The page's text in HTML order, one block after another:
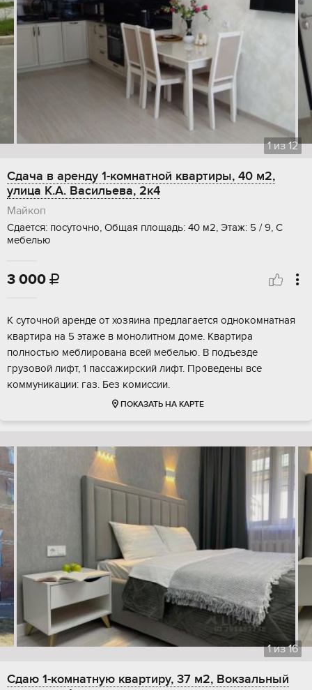
1из12
Сдача в аренду 1-комнатной квартиры, 40 м2,
улица К.А. Васильева, 2к4
Майкоп
Сдается: посуточно, Общая площадь: 40 м2, Этаж: 5 / 9, С
мебелью
3 000 
К суточной аренде от хозяина предлагается однокомнатная
квартира на 5 этаже в монолитном доме. Квартира
полностью меблирована всей мебелью. В подъезде
грузовой лифт, 1 пассажирский лифт. Проведены все
коммуникации: газ. Без комиссии.
ПОКАЗАТЬ НА КАРТЕ
1из16
Сдаю 1-комнатную квартиру, 37 м2, Вокзальный